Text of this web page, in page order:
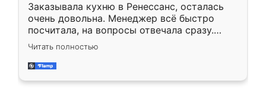
Заказывала кухню в Ренессанс, осталась
очень довольна. Менеджер всё быстро
посчитала, на вопросы отвечала сразу.
Замерщик приехал в субботу, подошёл к
делу со всей ответственностью. Собрали
за день, ребята работали аккуратно, даже
Читать полностью